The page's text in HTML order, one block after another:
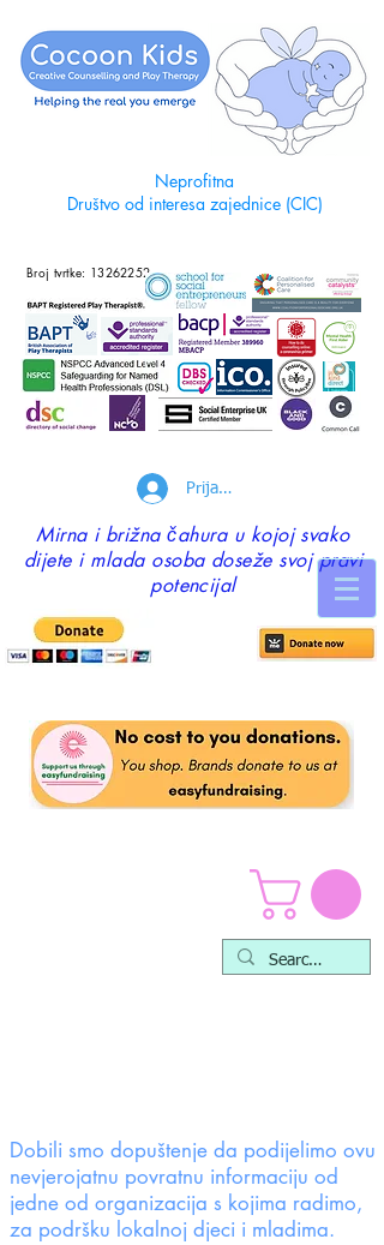
Neprofitna
Društvo od interesa zajednice (CIC)
Broj tvrtke: 13262252
Prijava
Mirna i brižna čahura u kojoj svako
dijete i mlada osoba doseže svoj pravi
potencijal
Dobili smo dopuštenje da podijelimo ovu
nevjerojatnu povratnu informaciju od
jedne od organizacija s kojima radimo,
za podršku lokalnoj djeci i mladima.